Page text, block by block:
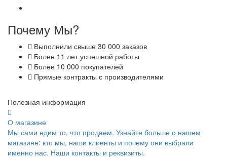
Почему Мы?
Выполнили свыше 30 000 заказов
Более 11 лет успешной работы
Более 10 000 покупателей
Прямые контракты с производителями
Полезная информация
О магазине
Мы сами едим то, что продаем. Узнайте больше о нашем
магазине: кто мы, наши клиенты и почему они выбрали
именно нас. Наши контакты и реквизиты.